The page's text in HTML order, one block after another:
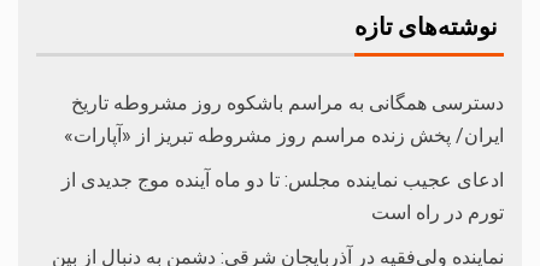
نوشته‌های تازه
دسترسی همگانی به مراسم باشکوه روز مشروطه تاریخ
ایران/ پخش زنده مراسم روز مشروطه تبریز از «آپارات»
ادعای عجیب نماینده مجلس: تا دو ماه آینده موج جدیدی از
تورم در راه است
نماینده ولی‌فقیه در آذربایجان شرقی: دشمن به دنبال از بین